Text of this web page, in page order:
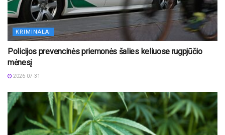
KRIMINALAI
Policijos prevencinės priemonės šalies keliuose rugpjūčio
mėnesį
2026-07-31